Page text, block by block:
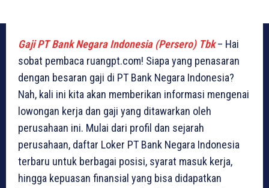
Gaji PT Bank Negara Indonesia (Persero) Tbk– Hai
sobat pembaca ruangpt.com! Siapa yang penasaran
dengan besaran gaji di PT Bank Negara Indonesia?
Nah, kali ini kita akan memberikan informasi mengenai
lowongan kerja dan gaji yang ditawarkan oleh
perusahaan ini. Mulai dari profil dan sejarah
perusahaan, daftar Loker PT Bank Negara Indonesia
terbaru untuk berbagai posisi, syarat masuk kerja,
hingga kepuasan finansial yang bisa didapatkan